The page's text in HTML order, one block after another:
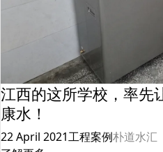
江西的这所学校，率先
康水！
22 April 2021工程案例朴道水汇